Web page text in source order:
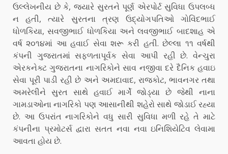
ઉલ્લેખનીય છે કે, જ્યારે સુરતને પૂર્ણ એરપોર્ટ સુવિધા ઉપલબ્ધ
ન હતી, ત્યારે સુરતના ત્રણ ઉદ્યોગપતિઓ ગોવિંદભાઈ
ધોળકિયા, સવજીભાઈ ધોળકિયા અને લવજીભાઈ બાદશાહ એ
વર્ષ ૨૦૧૪માં આ હવાઈ સેવા શરૂ કરી હતી. છેલ્લા ૧૧ વર્ષથી
કંપની ગુજરાતમાં સફળતાપૂર્વક સેવા આપી રહી છે. વેન્ચુરા
એરકનેક્ટ ગુજરાતના નાગરિકોને સાવ નજીવા દરે દૈનિક હવાઇ
સેવા પૂરી પાડી રહી છે અને અમદાવાદ, રાજકોટ, ભાવનગર તથા
અમરેલીને સુરત સાથે હવાઈ માર્ગે જોડ્યા છે જેથી નાના
ગામડાઓના નાગરિકો પણ આસાનીથી શહેરો સાથે જોડાઈ રહ્યા
છે. આ ઉપરાંત નાગરિકોને વધુ સારી સુવિધા મળી રહે તે માટે
કંપનીના પ્રમોટર્સ દ્વારા સતત નવા નવા ઇનિશિયેટિવ લેવામા
આવતા હોય છે.